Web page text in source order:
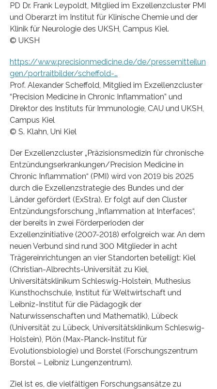
PD Dr. Frank Leypoldt, Mitglied im Exzellenzcluster PMI
und Oberarzt im Institut für Klinische Chemie und der
Klinik für Neurologie des UKSH, Campus Kiel.
© UKSH
https://www.precisionmedicine.de/de/pressemitteilun
gen/portraitbilder/scheffold-…
Prof. Alexander Scheffold, Mitglied im Exzellenzcluster
“Precision Medicine in Chronic Inflammation” und
Direktor des Instituts für Immunologie, CAU und UKSH,
Campus Kiel
© S. Klahn, Uni Kiel
Der Exzellenzcluster „Präzisionsmedizin für chronische
Entzündungserkrankungen/Precision Medicine in
Chronic Inflammation“ (PMI) wird von 2019 bis 2025
durch die Exzellenzstrategie des Bundes und der
Länder gefördert (ExStra). Er folgt auf den Cluster
Entzündungsforschung „Inflammation at Interfaces“,
der bereits in zwei Förderperioden der
Exzellenzinitiative (2007-2018) erfolgreich war. An dem
neuen Verbund sind rund 300 Mitglieder in acht
Trägereinrichtungen an vier Standorten beteiligt: Kiel
(Christian-Albrechts-Universität zu Kiel,
Universitätsklinikum Schleswig-Holstein, Muthesius
Kunsthochschule, Institut für Weltwirtschaft und
Leibniz-Institut für die Pädagogik der
Naturwissenschaften und Mathematik), Lübeck
(Universität zu Lübeck, Universitätsklinikum Schleswig-
Holstein), Plön (Max-Planck-Institut für
Evolutionsbiologie) und Borstel (Forschungszentrum
Borstel – Leibniz Lungenzentrum).
Ziel ist es, die vielfältigen Forschungsansätze zu